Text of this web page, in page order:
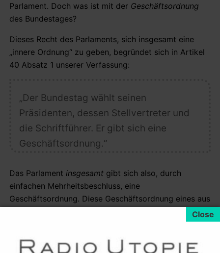
Parlament. Doch was ist mit der Geschäftsordnung
des Bundestages?
Dieses Recht des Parlaments, sich insgesamt eine
„innere Ordnung“ zu geben, begründet sich in Artikel
40 Absatz 1 unserer Verfassung:
„Der Bundestag wählt seinen
Präsidenten, dessen Stellvertreter und
die Schriftführer. Er gibt sich eine
Geschäftsordnung.“
Das Parlament insgesamt gibt sich also, durch
einfachen Mehrheitsbeschluss, eine
Geschäftsordnung. Diese Geschäftsordnung eines aus
Abgeordneten zusammengesetzten Parlaments kann
Rechten eben dieser einzelnen Abgeordneten stehen.